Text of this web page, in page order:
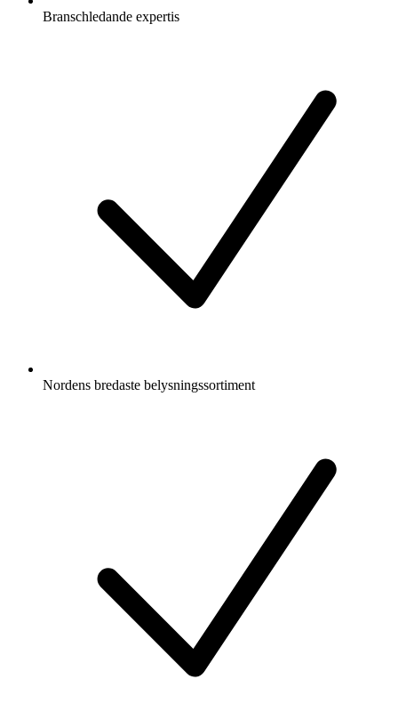
Branschledande expertis
Nordens bredaste belysningssortiment